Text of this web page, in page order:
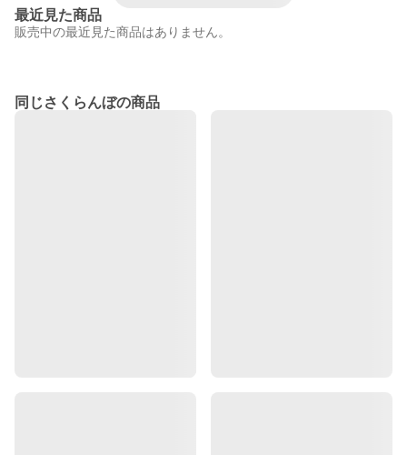
最近見た商品
販売中の最近見た商品はありません。
同じさくらんぼの商品